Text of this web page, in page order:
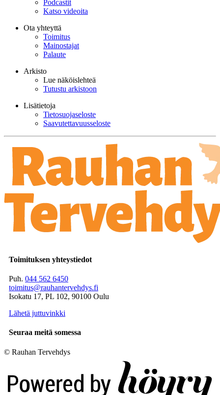
Podcastit
Katso videoita
Ota yhteyttä
Toimitus
Mainostajat
Palaute
Arkisto
Lue näköislehteä
Tutustu arkistoon
Lisätietoja
Tietosuojaseloste
Saavutettavuusseloste
Toimituksen yhteystiedot
Puh. 044 562 6450
toimitus@rauhantervehdys.fi
Isokatu 17, PL 102, 90100 Oulu
Lähetä juttuvinkki
Seuraa meitä somessa
© Rauhan Tervehdys